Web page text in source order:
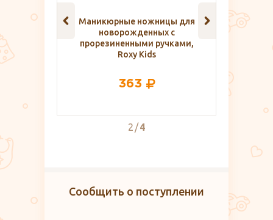
шт.
Маникюрные ножницы для
новорожденных с
прорезиненными ручками,
Roxy Kids
363
Топ
2 4
Сообщить о поступлении